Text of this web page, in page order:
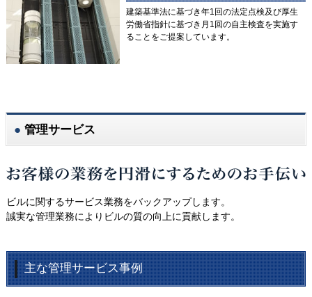
建築基準法に基づき年1回の法定点検及び厚生
労働省指針に基づき月1回の自主検査を実施す
ることをご提案しています。
管理サービス
ビルに関するサービス業務をバックアップします。
誠実な管理業務によりビルの質の向上に貢献します。
主な管理サービス事例